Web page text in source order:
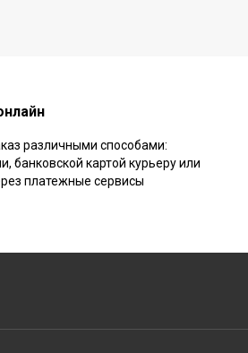
различными способами:
банковской картой курьеру или
платежные сервисы